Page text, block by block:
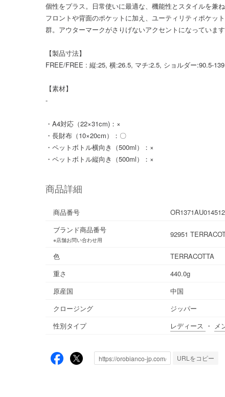
個性をプラス。日常使いに最適な、機能性とスタイルを兼ね
フロントや背面のポケットに加え、ユーティリティポケッ
群。アウターマークがさりげないアクセントになっています
【製品寸法】
FREE/FREE : 縦:25, 横:26.5, マチ:2.5, ショルダー:90.5-139
【素材】
-
・A4対応（22×31cm)：×
・長財布（10×20cm）：〇
・ペットボトル横向き（500ml）：×
・ペットボトル縦向き（500ml）：×
商品詳細
商品番号
OR1371AU014512
ブランド商品番号
※店舗お問い合わせ用
92951
色
TERRACOTTA
重さ
440.0g
原産国
中国
クロージング
ジッパー
性別タイプ
レディース ・ メ
URLをコピー